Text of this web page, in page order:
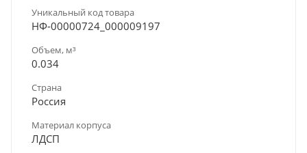
Уникальный код товара
НФ-00000724_000009197
Объем, м³
0.034
Страна
Россия
Материал корпуса
ЛДСП